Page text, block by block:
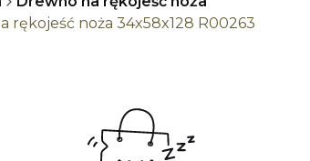
rękojeść noża 34x58x128 R00263